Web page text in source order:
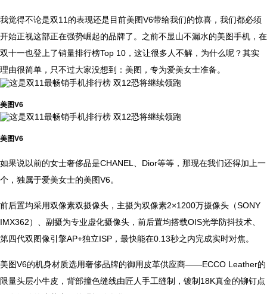
我觉得不论是双11的表现还是目前美图V6带给我们的惊喜，我们都必须
开始正视这部正在强势崛起的品牌了。之前不显山不漏水的美图手机，在
双十一也登上了销量排行榜Top 10，这让很多人不解，为什么呢？其实
理由很简单，只不过大家没想到：美图，专为爱美女士准备。
美图V6
美图V6
如果说以前的女士奢侈品是CHANEL、Dior等等，那现在我们还得加上一
个，独属于爱美女士的美图V6。
前后置均采用双像素双摄像头，主摄为双像素2×1200万摄像头（SONY
IMX362）、副摄为专业虚化摄像头，前后置均搭载OIS光学防抖技术、
第四代双图像引擎AP+独立ISP，最快能在0.13秒之内完成实时对焦。
美图V6的机身材质选用奢侈品牌的御用皮革供应商——ECCO Leather的
限量头层小牛皮，背部撞色缝线由匠人手工缝制，镀制18K真金的铆钉点